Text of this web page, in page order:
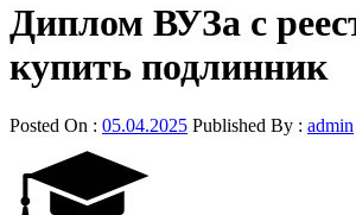
Диплом ВУЗа с
купить подлинник
Posted On : 05.04.2025 Published By : admin